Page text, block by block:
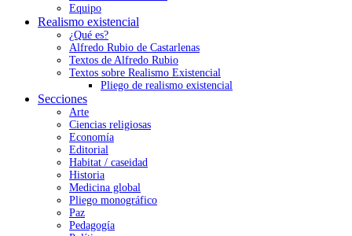
Equipo
Realismo existencial
¿Qué es?
Alfredo Rubio de Castarlenas
Textos de Alfredo Rubio
Textos sobre Realismo Existencial
Pliego de realismo existencial
Secciones
Arte
Ciencias religiosas
Economía
Editorial
Habitat / caseidad
Historia
Medicina global
Pliego monográfico
Paz
Pedagogía